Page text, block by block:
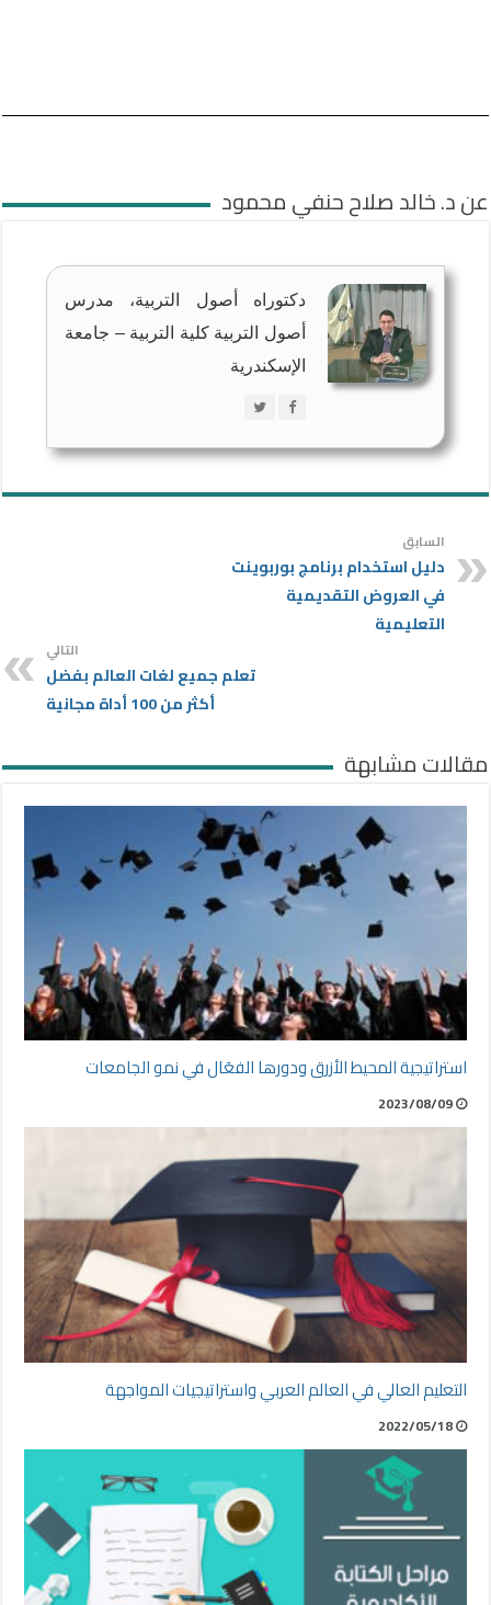
عن د. خالد صلاح حنفي محمود
دكتوراه أصول التربية، مدرس
أصول التربية كلية التربية – جامعة
الإسكندرية
السابق
دليل استخدام برنامج بوربوينت
في العروض التقديمية
التعليمية
التالي
تعلم جميع لغات العالم بفضل
أكثر من 100 أداة مجانية
مقالات مشابهة
استراتيجية المحيط الأزرق ودورها الفعَال في نمو الجامعات
2023/08/09
التعليم العالي في العالم العربي واستراتيجيات المواجهة
2022/05/18